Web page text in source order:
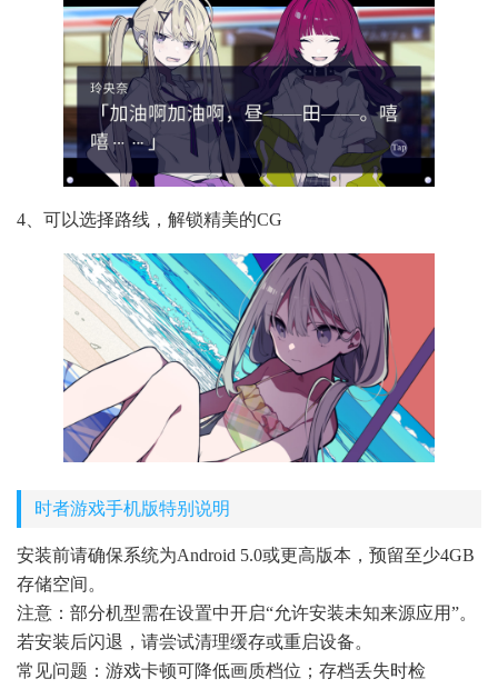
4、可以选择路线，解锁精美的CG
时者游戏手机版特别说明
安装前请确保系统为Android 5.0或更高版本，预留至少4GB
存储空间。
注意：部分机型需在设置中开启“允许安装未知来源应用”。
若安装后闪退，请尝试清理缓存或重启设备。
常见问题：游戏卡顿可降低画质档位；存档丢失时检